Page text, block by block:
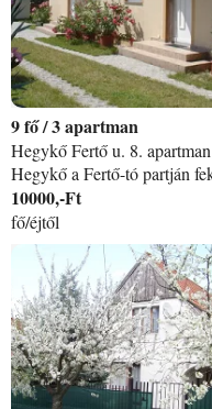
9 /3 apartman
Hegykő Fertő u. 8. apartman
10000,-Ft
fő/éjtől